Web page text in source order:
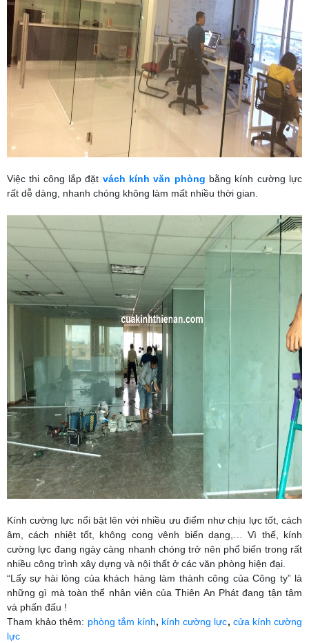
Việc thi công lắp đặt vách kính văn phòng bằng kính cường lực
rất dễ dàng, nhanh chóng không làm mất nhiều thời gian.
Kính cường lực nổi bật lên với nhiều ưu điểm như chịu lực tốt, cách
âm, cách nhiệt tốt, không cong vênh biến dạng,… Vì thế, kính
cường lực đang ngày càng nhanh chóng trở nên phổ biến trong rất
nhiều công trình xây dựng và nội thất ở các văn phòng hiện đại.
“Lấy sự hài lòng của khách hàng làm thành công của Công ty” là
những gì mà toàn thể nhân viên của Thiên An Phát đang tận tâm
và phấn đấu !
Tham khảo thêm: phòng tắm kính, kính cường lực, cửa kính cường
lực